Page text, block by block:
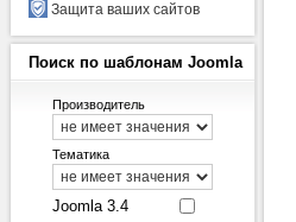
Защита ваших сайтов
Поиск по шаблонам Joomla
Производитель
Тематика
Joomla 3.4